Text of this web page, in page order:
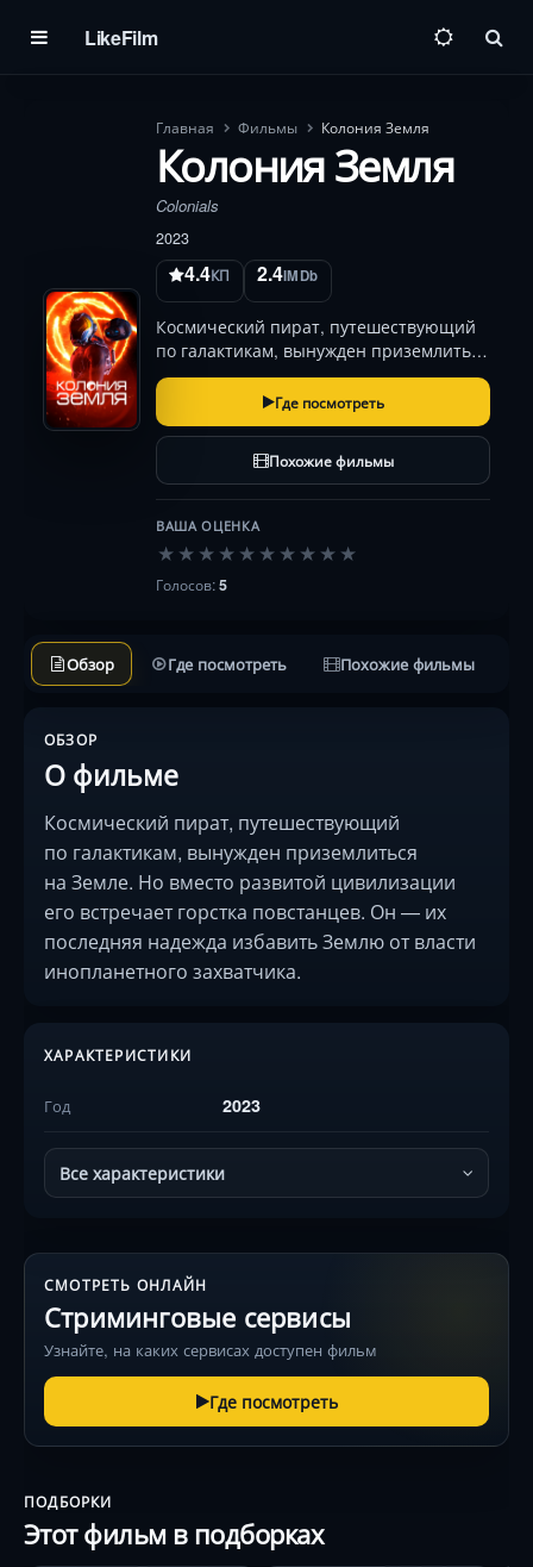
LikeFilm
Главная Фильмы Колония Земля
Колония Земля
Colonials
2023
4.4КП 2.4IMDb
Космический пират, путешествующий
по галактикам, вынужден приземлиться
на Земле. Но вместо развитой
цивилизации его встречает горстка
повстанцев. Он — их последняя
надежда избавить Землю от власти
инопланетного захватчик…
Где посмотреть
Похожие фильмы
ВАША ОЦЕНКА
★ ★ ★ ★ ★ ★ ★ ★ ★ ★
Голосов:5
Обзор Где посмотреть Похожие фильмы
ОБЗОР
О фильме
Космический пират, путешествующий
по галактикам, вынужден приземлиться
на Земле. Но вместо развитой цивилизации
его встречает горстка повстанцев. Он — их
последняя надежда избавить Землю от власти
инопланетного захватчика.
ХАРАКТЕРИСТИКИ
Год 2023
Все характеристики
СМОТРЕТЬ ОНЛАЙН
Стриминговые сервисы
Узнайте, на каких сервисах доступен фильм
Где посмотреть
ПОДБОРКИ
Этот фильм в подборках